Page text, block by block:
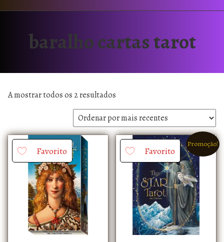
baralho cartas tarot
A mostrar todos os 2 resultados
Favorito Favorito
Promoção!